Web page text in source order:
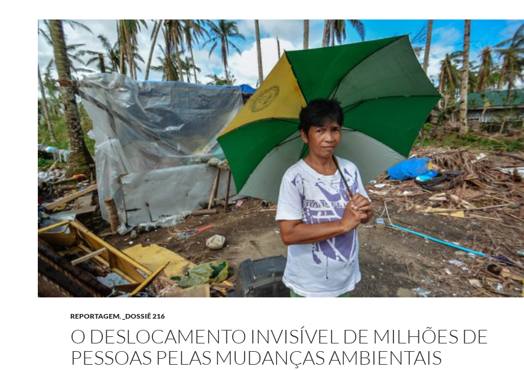
REPORTAGEM, _DOSSIÊ 216
O DESLOCAMENTO INVISÍVEL DE MILHÕES DE
PESSOAS PELAS MUDANÇAS AMBIENTAIS